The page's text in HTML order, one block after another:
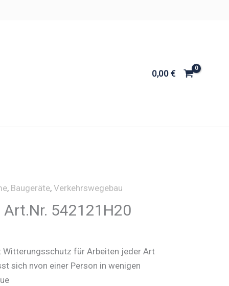
0,00 €
, Baugeräte, Verkehrswegebau
542121H20
Witterungsschutz für Arbeiten jeder Art
sich nvon einer Person in wenigen